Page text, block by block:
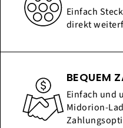
Einfach
direkt
BEQUEM
Einfach und
Midorion-